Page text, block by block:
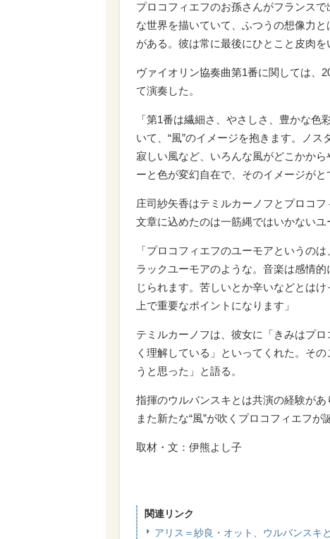
プロコフィエフのお孫さんがフランス
な世界を描いていて、ふつうの想像力
がある。彼は常に最後にひとこと皮肉
ヴァイオリン協奏曲第1番に関しては、
て演奏した。
「第1番は繊細さ、やさしさ、豊かな
いて、“風”のイメージを抱きます。ノ
寂しい風など、いろんな風がどこかか
ーと色が変幻自在で、そのイメージが
庄司紗矢香はテミルカーノフとプロコ
文章に込めたのは一筋縄ではいかないユ
「プロコフィエフのユーモアというの
ラックユーモアのような。音楽は感情
じられます。苦しいとか辛いなどとは
上で重要なポイントになります」
テミルカーノフは、彼女に「きみはプ
く理解している」といってくれた。そ
うと思った」と語る。
指揮のウルバンスキとは共演の経験が
また新たな“風”が吹くプロコフィエフが
取材・文：伊熊よし子
関連リンク
アリス＝紗良・オット、ウルバンスキ